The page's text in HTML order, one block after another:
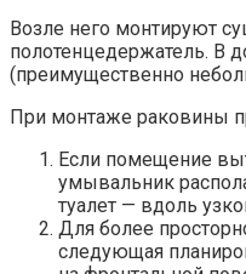
Возле него монтируют
полотенцедержатель. В
(преимущественно
При монтаже раковины
Если помещение
умывальник
туалет — вдоль
Для более
следующая